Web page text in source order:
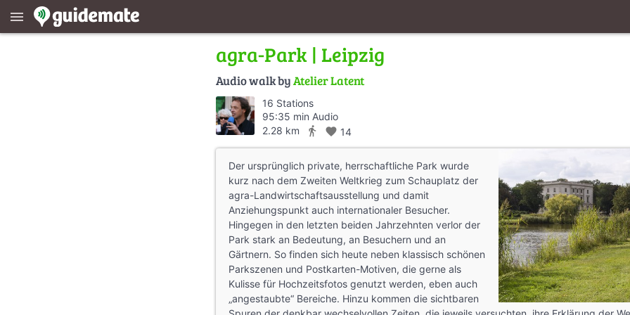
menu
agra-Park | Leipzig
Audio walk byAtelier Latent
16 Stations
95:35 min Audio
2.28 km
directions_walk favorite 14
Der ursprünglich private, herrschaft­liche Park wurde
kurz nach dem Zweiten Weltkrieg zum Schauplatz der
agra-Land­wirt­schafts­aus­stellung und damit
Anziehungs­punkt auch inter­nationaler Besucher.
Hingegen in den letzten beiden Jahr­zehnten verlor der
Park stark an Bedeutung, an Besuchern und an
Gärtnern. So finden sich heute neben klassisch schönen
Parks­zenen und Postkarten-Motiven, die gerne als
Kulisse für Hochzeits­fotos genutzt werden, eben auch
„angestaubte“ Bereiche. Hinzu kommen die sichtbaren